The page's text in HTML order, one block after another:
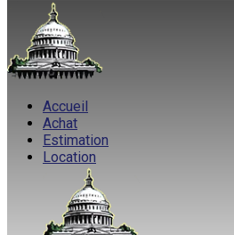
Accueil
Achat
Estimation
Location